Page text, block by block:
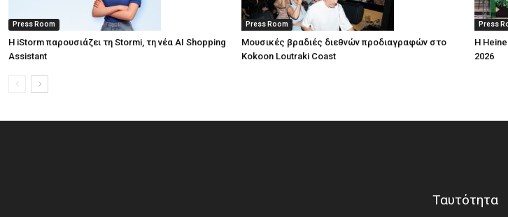
Press Room
Η iStorm παρουσιάζει τη Stormi, τη νέα AI Shopping
Assistant
Press Room
Μουσικές βραδιές διεθνών προδιαγραφών στο
Kokoon Loutraki Coast
Press
Η
2026
Ταυτότητα